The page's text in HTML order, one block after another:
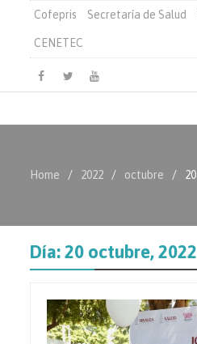
Cofepris Secretaría de Salud
CENETEC
Facebook
TwitterYoutube
Home 2022 octubre 20
Día:20 octubre, 2022